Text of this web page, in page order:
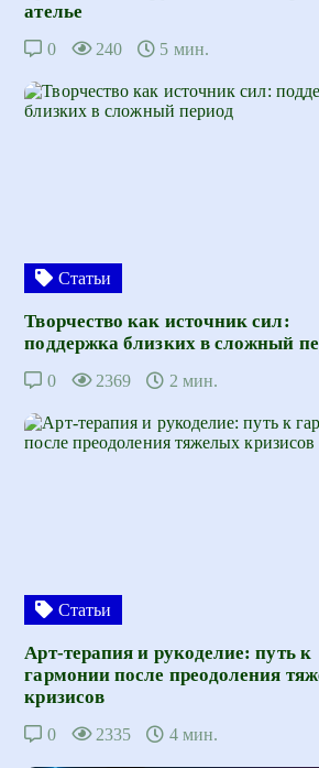
ателье
0 240 5 мин.
Статьи
Творчество как источник сил:
поддержка близких в сложный
0 2369 2 мин.
Статьи
Арт-терапия и рукоделие: путь к
гармонии после преодоления
кризисов
0 2335 4 мин.